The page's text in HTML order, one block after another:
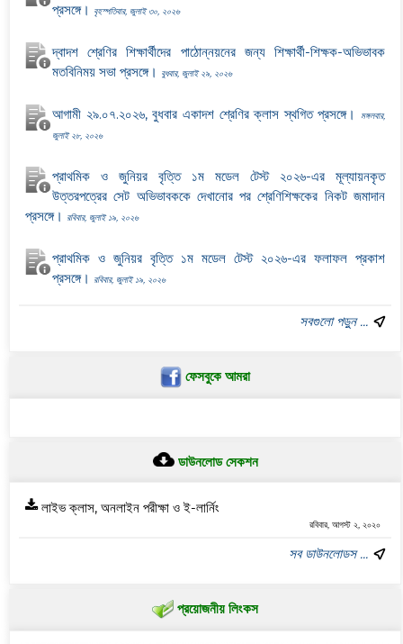
প্রসঙ্গে।
বৃহস্পতিবার, জুলাই ৩০, ২০২৬
দ্বাদশ শ্রেণির শিক্ষার্থীদের পাঠোন্নয়নের জন্য শিক্ষার্থী-শিক্ষক-অভিভাবক
মতবিনিময় সভা প্রসঙ্গে।
বুধবার, জুলাই ২৯, ২০২৬
আগামী ২৯.০৭.২০২৬, বুধবার একাদশ শ্রেণির ক্লাস স্থগিত প্রসঙ্গে।
মঙ্গলবার,
জুলাই ২৮, ২০২৬
প্রাথমিক ও জুনিয়র বৃত্তি ১ম মডেল টেস্ট ২০২৬-এর মূল্যায়নকৃত
উত্তরপত্রের সেট অভিভাবককে দেখানোর পর শ্রেণিশিক্ষকের নিকট জমাদান
প্রসঙ্গে।
রবিবার, জুলাই ১৯, ২০২৬
প্রাথমিক ও জুনিয়র বৃত্তি ১ম মডেল টেস্ট ২০২৬-এর ফলাফল প্রকাশ
প্রসঙ্গে।
রবিবার, জুলাই ১৯, ২০২৬
সবগুলো পড়ুন ...
ফেসবুকে আমরা
ডাউনলোড সেকশন
লাইভ ক্লাস, অনলাইন পরীক্ষা ও ই-লার্নিং
রবিবার, আগস্ট ২, ২০২০
সব ডাউনলোডস ...
প্রয়োজনীয় লিংকস